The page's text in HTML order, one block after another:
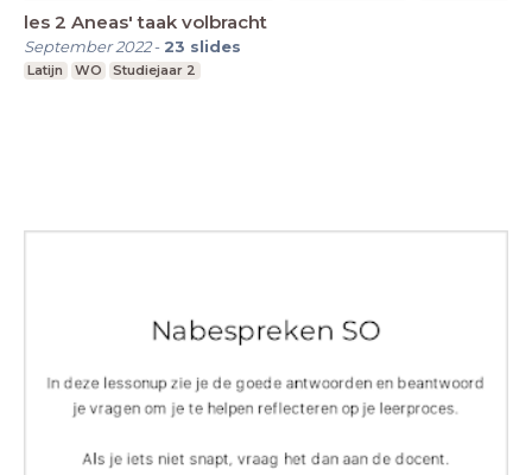
les 2 Aneas' taak volbracht
September 2022- 23 slides
Latijn WO Studiejaar 2